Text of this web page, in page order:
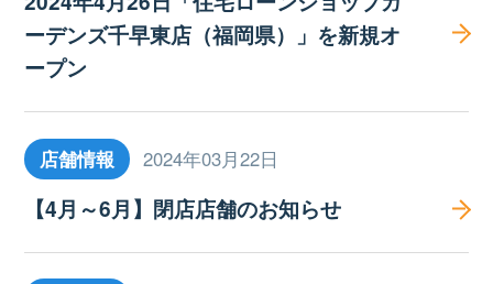
ーデンズ千早東店（福岡県）」を新規オ
ープン
店舗情報 2024年03月22日
【4月～6月】閉店店舗のお知らせ